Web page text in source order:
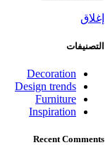
إغلاق
التصنيفات
Decoration
Design trends
Furniture
Inspiration
Recent Comments